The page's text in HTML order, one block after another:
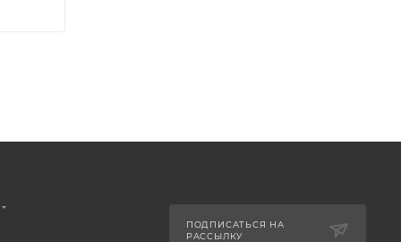
ПОДПИСАТЬСЯ НА
РАССЫЛКУ